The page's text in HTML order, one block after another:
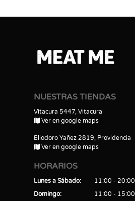
NUESTRAS TIENDAS
Vitacura 5447, Vitacura
Ver en google maps
Eliodoro Yañez 2819, Providencia
Ver en google maps
HORARIOS
Lunes a Sábado
11:00 - 20:00
Domingo
11:00 - 15:00